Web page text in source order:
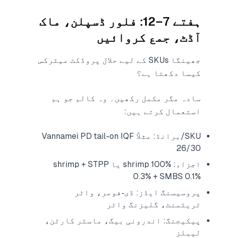
ہفتے 7–12: فلور ڈسپلن، ماک
آڈٹ، جمع کروائیں
جھینگا SKUs کے لیے حلال پروڈکٹ میٹرکس
کیسا دکھتا ہے؟
سادہ مگر مکمل رکھیں۔ وہ کالم جو ہم
استعمال کرتے ہیں:
SKU/برانڈ: مثلاً Vannamei PD tail-on IQF
26/30
اجزاء: shrimp 100% یا shrimp + STPP
0.3% + SMBS 0.1%
پروسیسنگ ایڈز: ڈی‑فومر، واٹر
ٹریٹمنٹ، گلیزنگ واٹر
پیکیجنگ: اندرونی بیگ، ماسٹر کارٹن،
لیبلز